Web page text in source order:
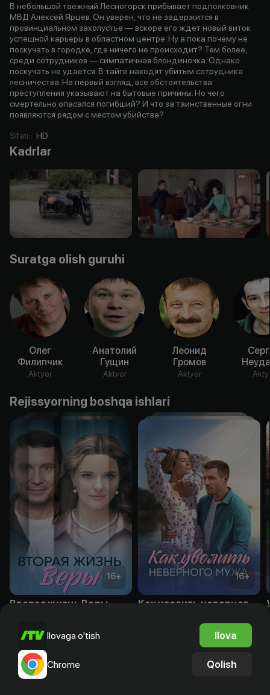
В небольшой таежный Лесногорск прибывает подполковник
МВД Алексей Ярцев. Он уверен, что не задержится в
провинциальном захолустье — вскоре его ждет новый виток
успешной карьеры в областном центре. Ну а пока почему не
поскучать в городке, где ничего не происходит? Тем более,
среди сотрудников — симпатичная блондиночка. Однако
поскучать не удается. В тайге находят убитым сотрудника
лесничества. На первый взгляд, все обстоятельства
преступления указывают на бытовые причины. Но чего
смертельно опасался погибший? И что за таинственные огни
появляются рядом с местом убийства?
Sifati: HD
Kadrlar
Suratga olish guruhi
Олег
Филипчик
Aktyor
Анатолий
Гущин
Aktyor
Леонид
Громов
Aktyor
Rejissyorning boshqa ishlari
16+
Вторая жизнь Веры
16+
Ilovaga o'tish Ilova
Chrome Qolish